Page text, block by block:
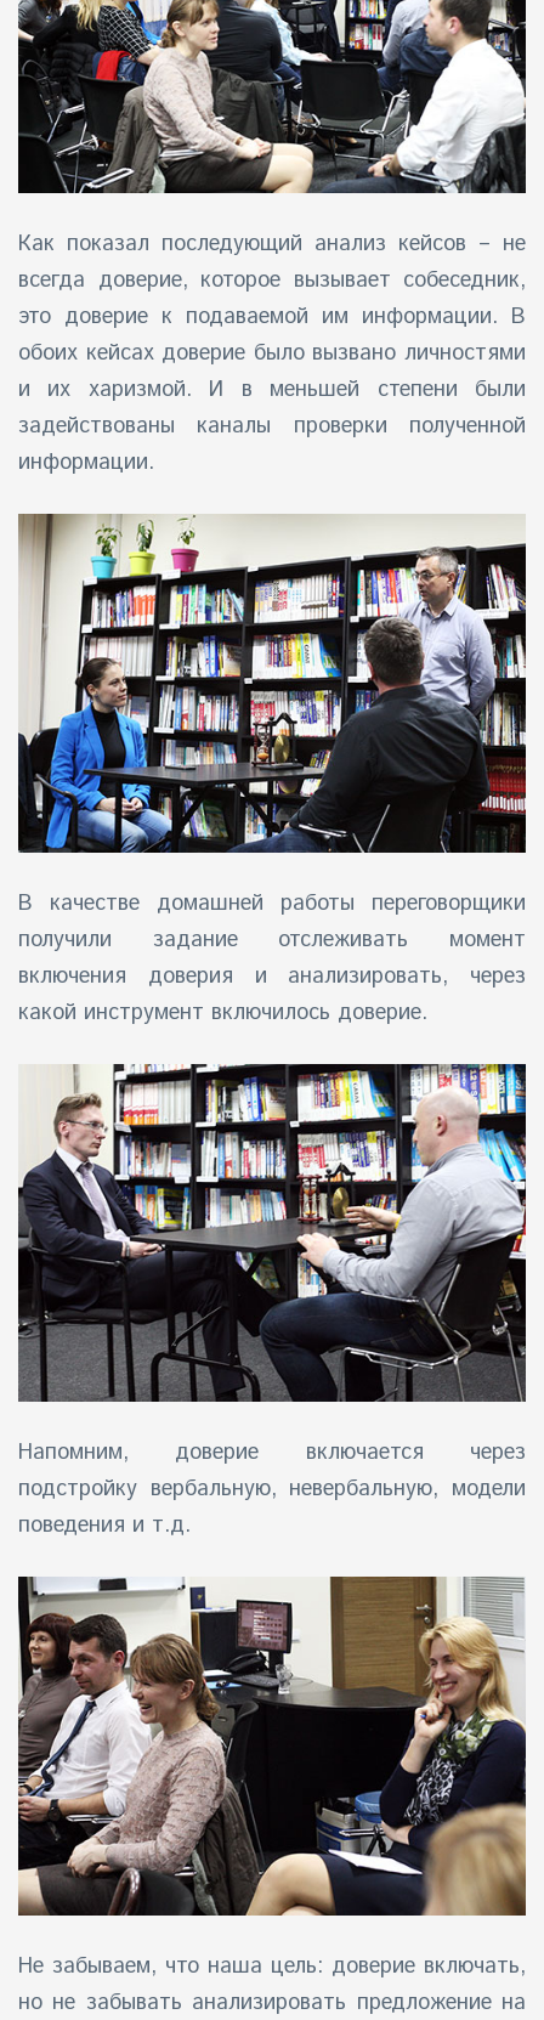
Как показал последующий анализ кейсов – не
всегда доверие, которое вызывает собеседник,
это доверие к подаваемой им информации. В
обоих кейсах доверие было вызвано личностями
и их харизмой. И в меньшей степени были
задействованы каналы проверки полученной
информации.
В качестве домашней работы переговорщики
получили задание отслеживать момент
включения доверия и анализировать, через
какой инструмент включилось доверие.
Напомним, доверие включается через
подстройку вербальную, невербальную, модели
поведения и т.д.
Не забываем, что наша цель: доверие включать,
но не забывать анализировать предложение на